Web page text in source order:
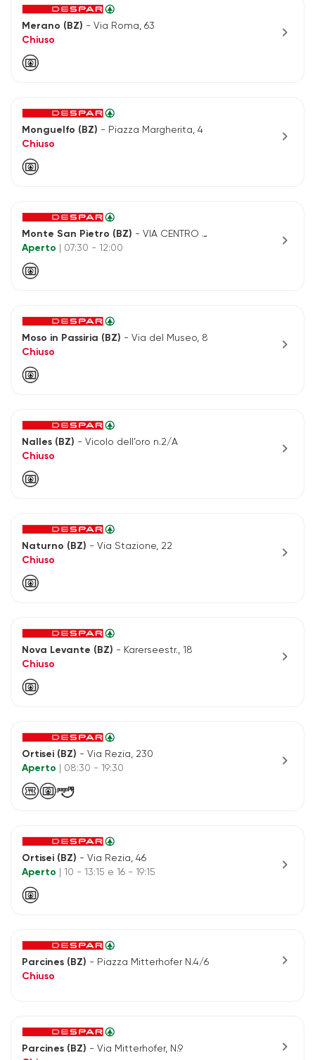
Merano (BZ) - Via Roma, 63
Chiuso
chevron_right
Monguelfo (BZ) - Piazza Margherita, 4
Chiuso
chevron_right
Monte San Pietro (BZ) - VIA CENTRO N.15/A
Aperto
| 07:30 - 12:00 chevron_right
Moso in Passiria (BZ) - Via del Museo, 8
Chiuso
chevron_right
Nalles (BZ) - Vicolo dell’oro n.2/A
Chiuso
chevron_right
Naturno (BZ) - Via Stazione, 22
Chiuso
chevron_right
Nova Levante (BZ) - Karerseestr., 18
Chiuso
chevron_right
Ortisei (BZ) - Via Rezia, 230
Aperto
| 08:30 - 19:30 chevron_right
Ortisei (BZ) - Via Rezia, 46
Aperto
| 10 - 13:15 e 16 - 19:15 chevron_right
Parcines (BZ) - Piazza Mitterhofer N.4/6
Chiuso
chevron_right
Parcines (BZ) - Via Mitterhofer, N.9
chevron_right